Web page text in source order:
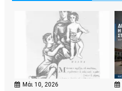
Μάι 10, 2026